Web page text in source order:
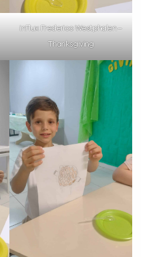
inFlux Frederico Westphalen –
Thanksgiving